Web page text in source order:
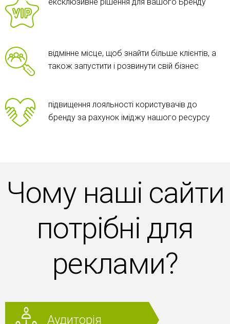
відмінне місце, щоб знайти більше клієнтів, а
також запустити і розвинути свій бізнес
підвищення лояльності користувачів до
бренду за рахунок іміджу нашого ресурсу
Чому наші сайти
потрібні для
реклами?
Аудиторія